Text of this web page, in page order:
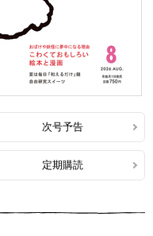
次号予告
定期購読